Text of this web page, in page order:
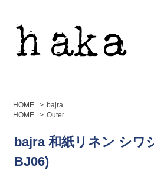
HOME > bajra
HOME
> Outer
bajra 和紙リネン シワ
BJ06)